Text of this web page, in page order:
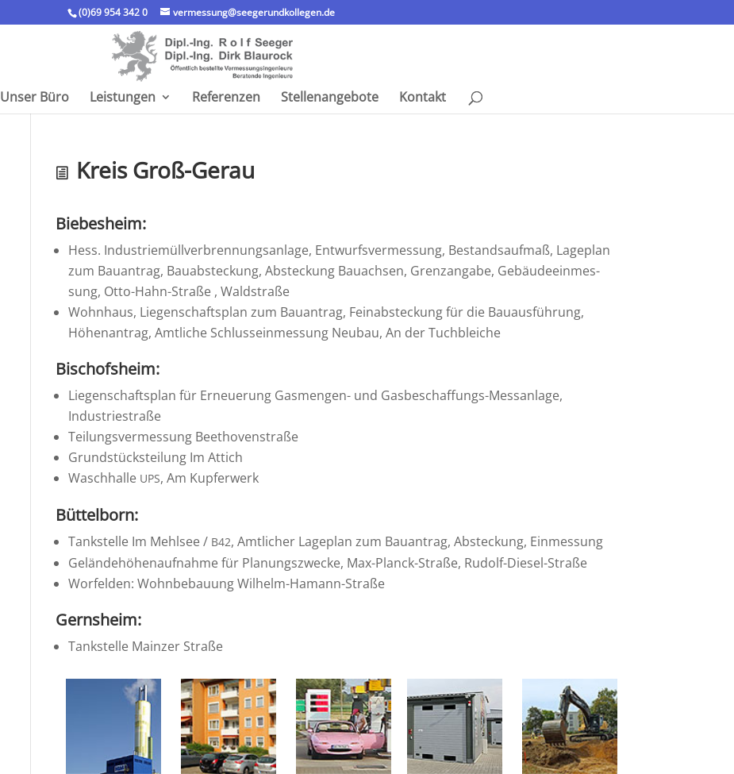
(0)69 954 342 0 vermessung@seegerundkollegen.de
Unser Büro Leistungen Referenzen Stellen­an­ge­bote Kontakt
Kreis Groß-Gerau
Biebes­heim:
Hess. Indus­trie­müll­ver­bren­nungs­an­lage, Entwurfs­ver­mes­sung, Bestands­aufmaß, Lageplan
zum Bauan­trag, Bauab­ste­ckung, Abste­ckung Bauachsen, Grenz­an­gabe, Gebäu­de­ein­mes­
sung, Otto-Hahn-Straße , Waldstraße
Wohnhaus, Liegen­schafts­plan zum Bauan­trag, Feinab­ste­ckung für die Bauaus­füh­rung,
Höhen­an­trag, Amtliche Schluss­ein­mes­sung Neubau, An der Tuchbleiche
Bischofs­heim:
Liegen­schafts­plan für Erneue­rung Gasmengen- und Gasbe­schaf­fungs-Messan­lage,
Industriestraße
Teilungs­ver­mes­sung Beethovenstraße
Grund­stücks­tei­lung Im Attich
Wasch­halle UPS, Am Kupferwerk
Büttel­born:
Tankstelle Im Mehlsee / B42, Amtli­cher Lageplan zum Bauan­trag, Abste­ckung, Einmessung
Gelän­de­hö­hen­auf­nahme für Planungs­zwecke, Max-Planck-Straße, Rudolf-Diesel-Straße
Worfelden: Wohnbe­bauung Wilhelm-Hamann-Straße
Gerns­heim:
Tankstelle Mainzer Straße